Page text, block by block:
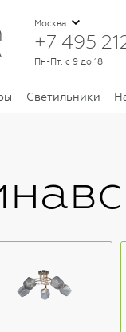
Москва
+7 495
Пн-Пт: с 9 до 18
Светильники